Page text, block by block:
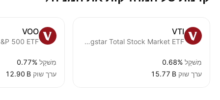
VTI
Vanguard Morningstar Total Stock Market ETF
מִשׁקָל 0.68%
ערך שוק ‪15.77 B‬
VOO
500 ETF
מִשׁקָל 0.77%
ערך שוק ‪12.90 B‬